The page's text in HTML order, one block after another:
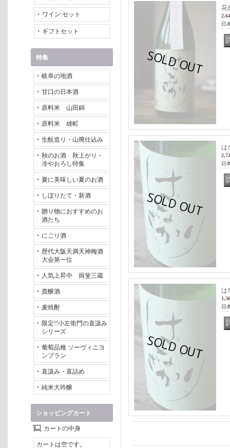
ワイン:セット
ギフトセット
特集
岐阜の地酒
甘口の日本酒
原料米 山田錦
原料米 雄町
生酛造り・山廃仕込み
秋のお酒 秋上がり・
冷やおろし特集
夏に美味しい夏のお酒
しぼりたて・新酒
贈り物におすすめのお
酒たち
にごり酒
歴代大阪天満天神梅酒
大会第一位
人気上昇中 揖斐三蔵
貴醸酒
麦焼酎
限定!!小左衛門の直汲み
シリーズ
葡萄品種 ソーヴィニヨ
ンブラン
直汲み・直詰め
純米大吟醸
ショッピングカート
カートの中身
カートは空です。
花
日
は
日
は
日